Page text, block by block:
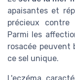
apaisantes et
précieux contre
Parmi les
rosacée peuvent
ce sel unique.